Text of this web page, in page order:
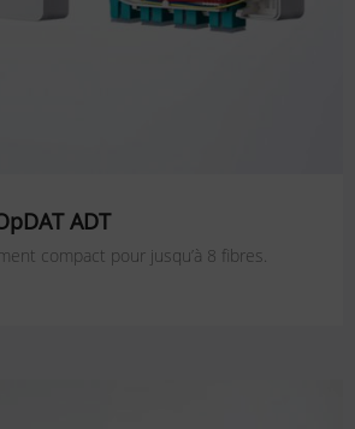
ADT
compact pour jusqu’à 8 fibres.